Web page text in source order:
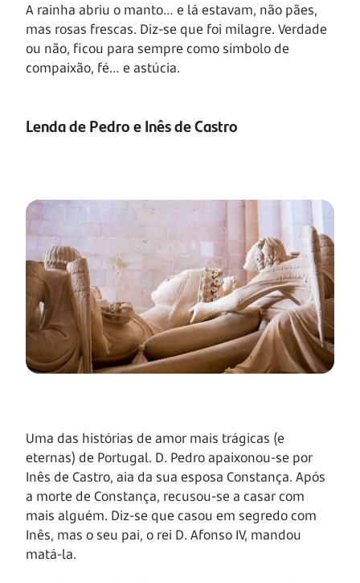
A rainha abriu o manto… e lá estavam, não pães,
mas rosas frescas. Diz-se que foi milagre. Verdade
ou não, ficou para sempre como símbolo de
compaixão, fé… e astúcia.
Lenda de Pedro e Inês de Castro
Uma das histórias de amor mais trágicas (e
eternas) de Portugal. D. Pedro apaixonou-se por
Inês de Castro, aia da sua esposa Constança. Após
a morte de Constança, recusou-se a casar com
mais alguém. Diz-se que casou em segredo com
Inês, mas o seu pai, o rei D. Afonso IV, mandou
matá-la.